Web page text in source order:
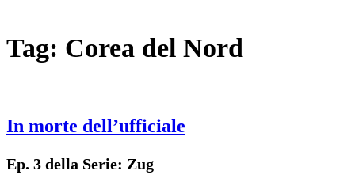
Tag: Corea del Nord
In morte dell’ufficiale
Ep. 3 della Serie: Zug